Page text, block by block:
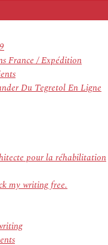
France / Expédition
Du Tegretol En Ligne
pour la réhabilitation
my writing free.